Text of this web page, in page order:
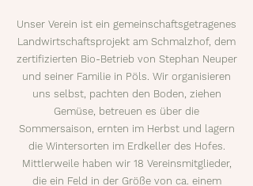
Unser Verein ist ein gemeinschaftsgetragenes
Landwirtschaftsprojekt am Schmalzhof, dem
zertifizierten Bio-Betrieb von Stephan Neuper
und seiner Familie in Pöls. Wir organisieren
uns selbst, pachten den Boden, ziehen
Gemüse, betreuen es über die
Sommersaison, ernten im Herbst und lagern
die Wintersorten im Erdkeller des Hofes.
Mittlerweile haben wir 18 Vereinsmitglieder,
die ein Feld in der Größe von ca. einem